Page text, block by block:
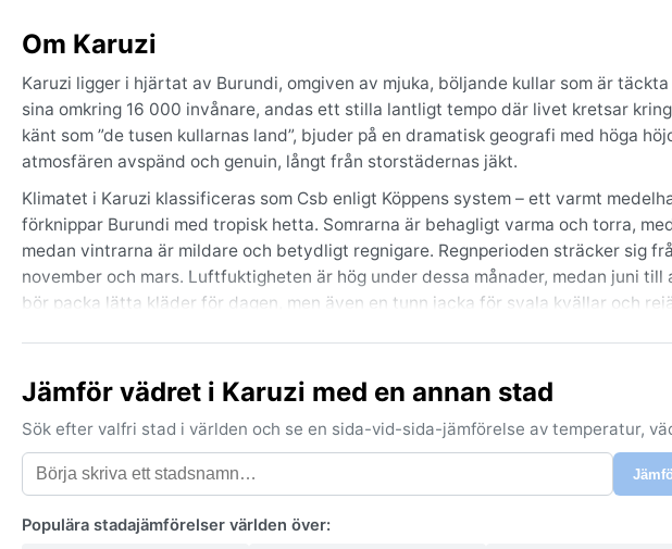
Om Karuzi
Karuzi ligger i hjärtat av Burundi, omgiven av mjuka, böljande kullar som är
sina omkring 16 000 invånare, andas ett stilla lantligt tempo där livet kretsar
känt som ”de tusen kullarnas land”, bjuder på en dramatisk geografi med höga
atmosfären avspänd och genuin, långt från storstädernas jäkt.
Klimatet i Karuzi klassificeras som Csb enligt Köppens system – ett varmt
förknippar Burundi med tropisk hetta. Somrarna är behagligt varma och torra,
medan vintrarna är mildare och betydligt regnigare. Regnperioden sträcker sig
november och mars. Luftfuktigheten är hög under dessa månader, medan juni
bör packa lätta kläder för dagen, men även en tunn jacka för svala kvällar och
Den bästa tiden att besöka Karuzi väder- och klimatmässigt är under den torra
som monsuner eller orkaner förekommer inte här, men perioder med tjock
regnperiodens början. Dimman bidrar till en mystisk stämning, men för den
Jämför vädret i Karuzi med en annan stad
Sök efter valfri stad i världen och se en sida-vid-sida-jämförelse av temperatur,
Populära stadajämförelser världen över: